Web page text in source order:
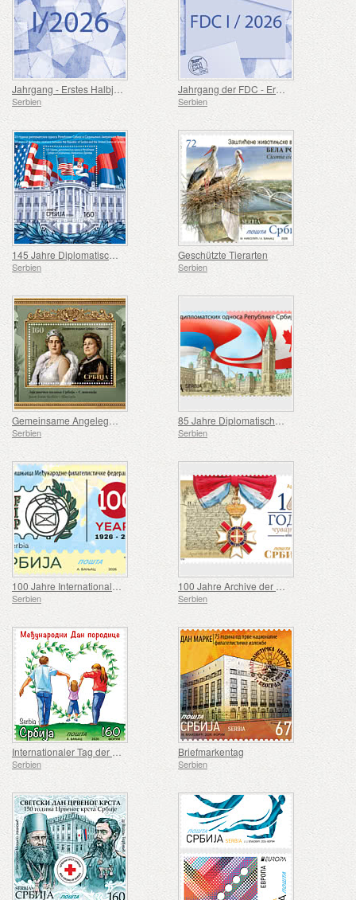
Jahrgang - Erstes Halbjahr
Serbien
Jahrgang der FDC - Erstes Halbjahr
Serbien
145 Jahre Diplomatische Beziehungen zwischen der Republik Serbien und den Vereinigten Staaten von Amerika
Serbien
Geschützte Tierarten
Serbien
Gemeinsame Angelegenheit Serbien - Slowenien
Serbien
85 Jahre Diplomatische Beziehungen Zwischen der Republik Serbien und Kanada
Serbien
100 Jahre Internationaler Philatelistenverband (FIP) Serbien
Serbien
100 Jahre Archive der Vojvodina
Serbien
Internationaler Tag der Familie
Serbien
Briefmarkentag
Serbien